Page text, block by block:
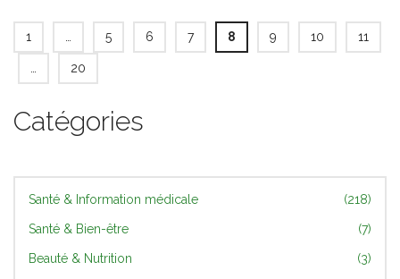
1 5 6 7 8 9 10 11
20
Catégories
Santé & Information médicale (218)
Santé & Bien-être (7)
Beauté & Nutrition (3)